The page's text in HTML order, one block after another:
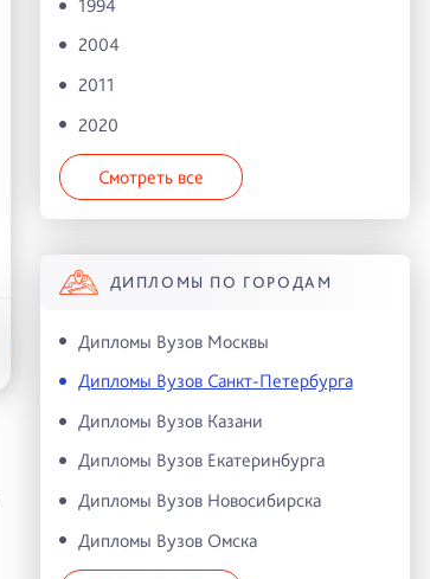
1994
2004
2011
2020
Смотреть все
ДИПЛОМЫ ПО ГОРОДАМ
Дипломы Вузов Москвы
Дипломы Вузов Санкт-Петербурга
Дипломы Вузов Казани
Дипломы Вузов Екатеринбурга
Дипломы Вузов Новосибирска
Дипломы Вузов Омска